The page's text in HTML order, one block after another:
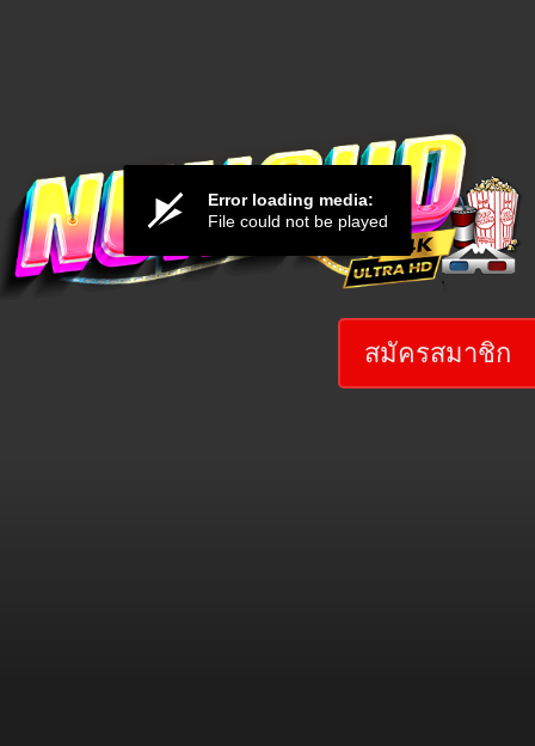
Error loading media:
File could not be played
สมัครสมาชิก